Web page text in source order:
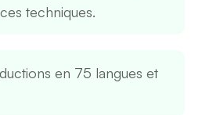
techniques.
en 75 langues et